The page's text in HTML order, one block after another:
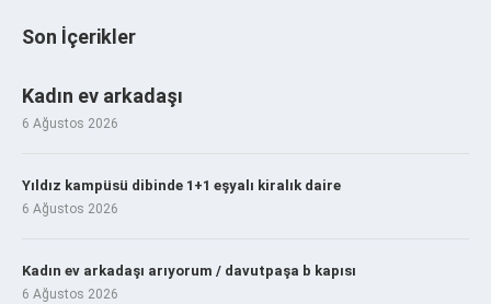
Son İçerikler
Kadın ev arkadaşı
6 Ağustos 2026
Yıldız kampüsü dibinde 1+1 eşyalı kiralık daire
6 Ağustos 2026
Kadın ev arkadaşı arıyorum / davutpaşa b kapısı
6 Ağustos 2026